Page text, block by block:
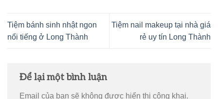
Tiệm bánh sinh nhật ngon
nổi tiếng ở Long Thành
Tiệm nail makeup tại nhà giá
rẻ uy tín Long Thành
Để lại một bình luận
Email của bạn sẽ không được hiển thị công khai.